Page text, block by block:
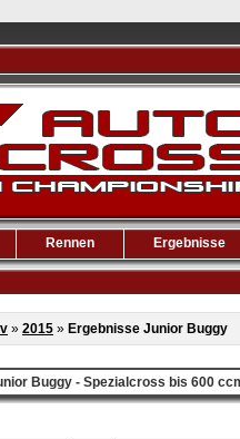
Rennen Ergebnisse
» 2015 » Ergebnisse Junior Buggy
Buggy - Spezialcross bis 600